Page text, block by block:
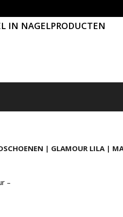
IN NAGELPRODUCTEN
| GLAMOUR LILA |
–